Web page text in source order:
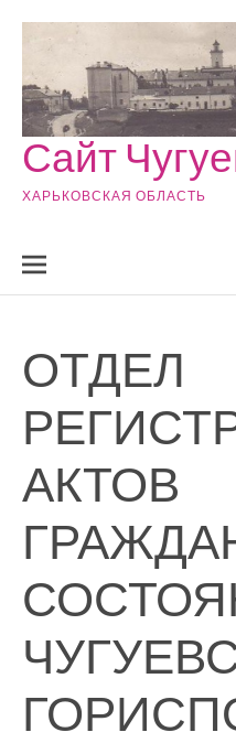
Сайт
ХАРЬКОВСКАЯ ОБЛАСТЬ
ОТДЕЛ
АКТОВ